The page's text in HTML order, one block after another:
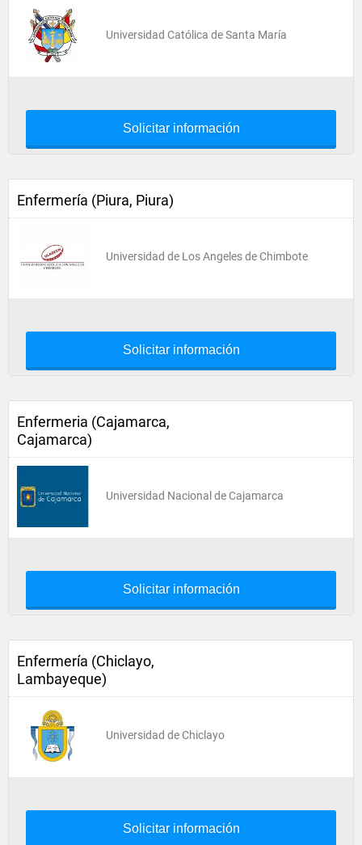
Universidad Católica de Santa María
Solicitar información
Enfermería (Piura, Piura)
Universidad de Los Angeles de Chimbote
Solicitar información
Enfermeria (Cajamarca,
Cajamarca)
Universidad Nacional de Cajamarca
Solicitar información
Enfermería (Chiclayo,
Lambayeque)
Universidad de Chiclayo
Solicitar información